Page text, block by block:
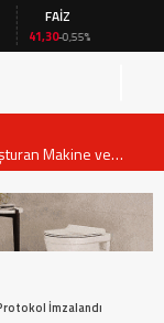
FAİZ
41,30-0,55%
Makine ve
Tedbirlere İlişkin
İmzalandı